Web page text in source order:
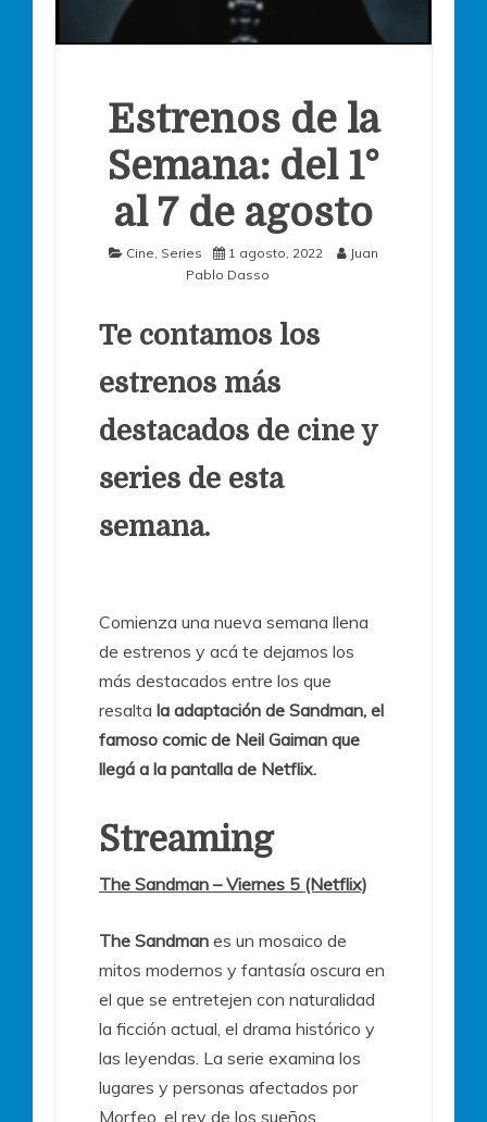
Estrenos de la
Semana: del 1°
al 7 de agosto
Cine Series 1 agosto, 2022
Juan
Pablo Dasso
Te contamos los
estrenos más
destacados de cine y
series de esta
semana.
Comienza una nueva semana llena
de estrenos y acá te dejamos los
más destacados entre los que
resalta la adaptación de Sandman, el
famoso comic de Neil Gaiman que
llegá a la pantalla de Netflix.
Streaming
The Sandman – Viernes 5 (Netflix)
The Sandman es un mosaico de
mitos modernos y fantasía oscura en
el que se entretejen con naturalidad
la ficción actual, el drama histórico y
las leyendas. La serie examina los
lugares y personas afectados por
Morfeo, el rey de los sueños,